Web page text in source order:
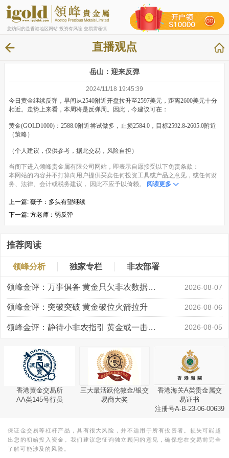
您访问的是香港地区网站 投资有风险 交易需谨慎
直播观点
岳山：迎来反弹
2024/11/18 19:45:39
今日黄金继续反弹，早间从2540附近开盘拉升至2597美元，距离2600美元十分
相近。走势上来看，本周将是反弹周。因此，今建议可在：
黄金(GOLD1000)：2588.0附近尝试做多，止损2584.0，目标2592.8-2605.0附近
（策略）
（个人建议，仅供参考，据此交易，风险自担）
当阁下进入领峰贵金属有限公司网站，即表示自愿接受以下免责条款：
本网站的内容并不打算向用户提供买卖任何投资工具或产品之意见，或任何财
务、法律、会计或税务建议， 因此不应予以倚赖。
阅读更多
上一篇: 薇子：多头有望继续
下一篇: 方老师：弱反弹
推荐阅读
领峰分析 独家专栏 非农部署
领峰金评：万事俱备 黄金只欠非农数据“东风” 2026-08-07
领峰金评：突破突破 黄金破位火箭拉升 2026-08-06
领峰金评：静待小非农指引 黄金或一击破局 2026-08-05
香港黄金交易所
AA类145号行员
三大最活跃伦敦金/银交
易商大奖
香港海关A类贵金属交
易证书
注册号A-B-23-06-00639
保证金交易等杠杆产品，具有很大风险，并不适用于所有投资者。损失可能超
出您的初始投入资金。我们建议您征询独立顾问的意见，确保您在交易前完全
了解可能涉及的风险。